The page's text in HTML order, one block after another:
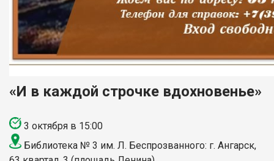
«И в каждой строчке вдохновенье»
3 октября в 15:00
Библиотека № 3 им. Л. Беспрозванного: г. Ангарск,